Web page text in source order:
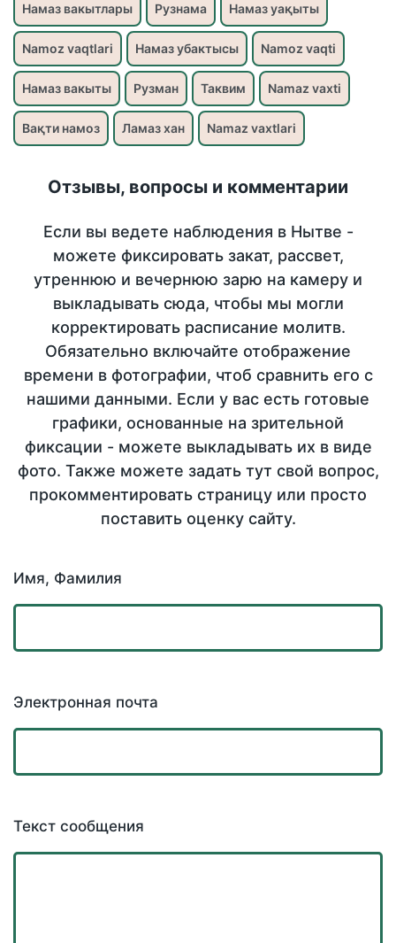
Намаз вакытлары Рузнама Намаз уақыты
Namoz vaqtlari Намаз убактысы Namoz vaqti
Намаз вакыты Рузман Таквим Namaz vaxti
Вақти намоз Ламаз хан Namaz vaxtlari
Отзывы, вопросы и комментарии
Если вы ведете наблюдения в Нытве -
можете фиксировать закат, рассвет,
утреннюю и вечернюю зарю на камеру и
выкладывать сюда, чтобы мы могли
корректировать расписание молитв.
Обязательно включайте отображение
времени в фотографии, чтоб сравнить его с
нашими данными. Если у вас есть готовые
графики, основанные на зрительной
фиксации - можете выкладывать их в виде
фото. Также можете задать тут свой вопрос,
прокомментировать страницу или просто
поставить оценку сайту.
Имя, Фамилия
Электронная почта
Текст сообщения